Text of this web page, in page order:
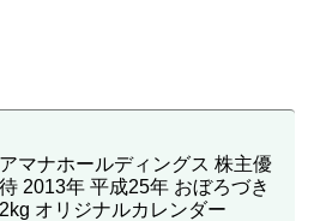
アマナホールディングス 株主優
待 2013年 平成25年 おぼろづき
2kg オリジナルカレンダー